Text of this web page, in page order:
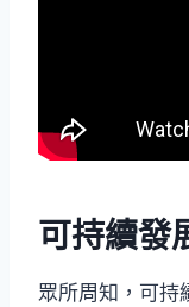
可持續發
眾所周知，可持